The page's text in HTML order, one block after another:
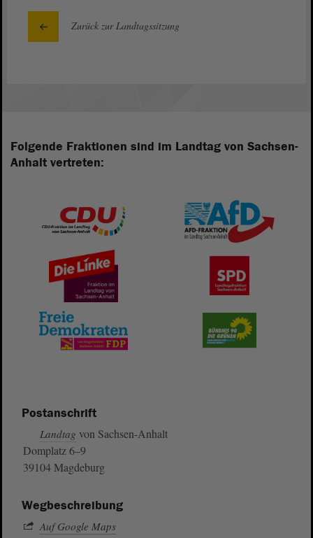
Zurück zur Landtagssitzung
Folgende Fraktionen sind im Landtag von Sachsen-
Anhalt vertreten:
Postanschrift
Landtag von Sachsen-Anhalt
Domplatz 6–9
39104 Magdeburg
Wegbeschreibung
Auf Google Maps